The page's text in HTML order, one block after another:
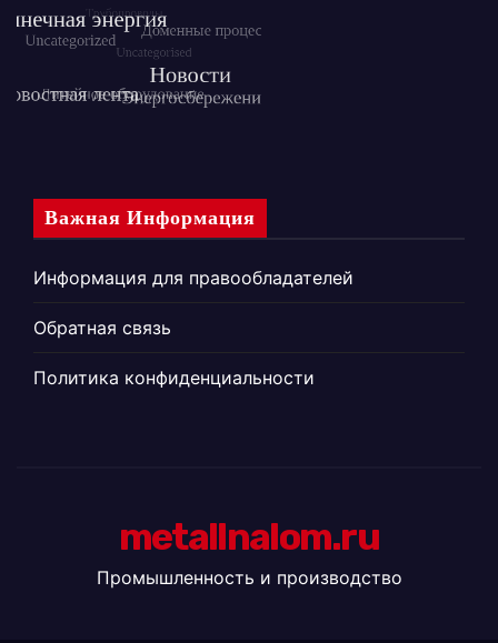
Важная Информация
Информация для правообладателей
Обратная связь
Политика конфиденциальности
metallnalom.ru
Промышленность и производство